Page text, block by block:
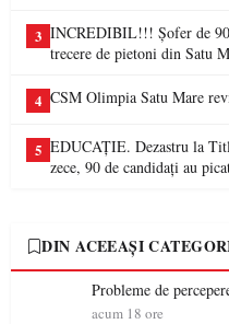
3 INCREDIBIL!!! Șofer de 90
trecere de pietoni din Satu
4 CSM Olimpia Satu Mare
5 EDUCAȚIE. Dezastru la
zece, 90 de candidați au
DIN ACEEAȘI
Probleme de
acum 18 ore